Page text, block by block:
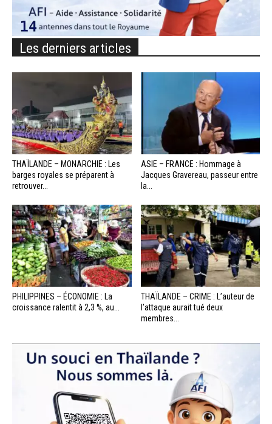
Les derniers articles
THAÏLANDE – MONARCHIE : Les
barges royales se préparent à
retrouver...
ASIE – FRANCE : Hommage à
Jacques Gravereau, passeur entre
la...
PHILIPPINES – ÉCONOMIE : La
croissance ralentit à 2,3 %, au...
THAÏLANDE – CRIME : L’auteur de
l’attaque aurait tué deux
membres...